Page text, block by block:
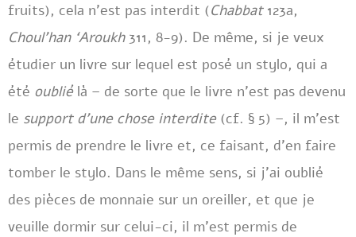
fruits), cela n’est pas interdit (Chabbat123a,
Choul’han ‘Aroukh311, 8-9). De même, si je veux
étudier un livre sur lequel est posé un stylo, qui a
été oubliélà – de sorte que le livre n’est pas devenu
le support d’une chose interdite(cf. § 5) –, il m’est
permis de prendre le livre et, ce faisant, d’en faire
tomber le stylo. Dans le même sens, si j’ai oublié
des pièces de monnaie sur un oreiller, et que je
veuille dormir sur celui-ci, il m’est permis de